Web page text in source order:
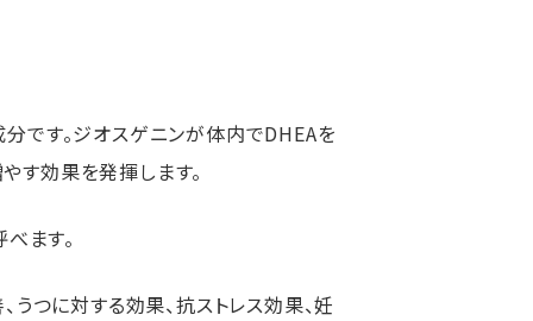
です。ジオスゲニンが体内でDHEAを
す効果を発揮します。
ます。
つに対する効果、抗ストレス効果、妊